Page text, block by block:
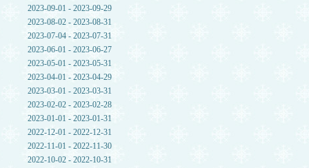
2023-09-01 - 2023-09-29
2023-08-02 - 2023-08-31
2023-07-04 - 2023-07-31
2023-06-01 - 2023-06-27
2023-05-01 - 2023-05-31
2023-04-01 - 2023-04-29
2023-03-01 - 2023-03-31
2023-02-02 - 2023-02-28
2023-01-01 - 2023-01-31
2022-12-01 - 2022-12-31
2022-11-01 - 2022-11-30
2022-10-02 - 2022-10-31